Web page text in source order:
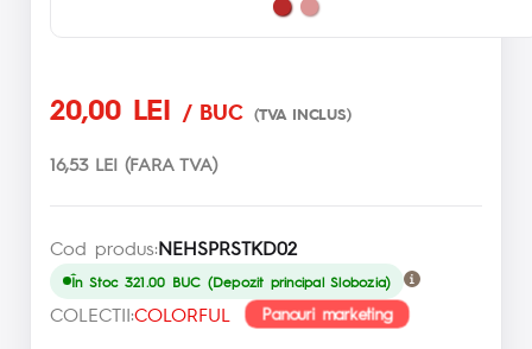
20,00 LEI / BUC (TVA INCLUS)
16,53 LEI (FARA TVA)
Cod produs:NEHSPRSTKD02
În Stoc 321.00 BUC (Depozit principal Slobozia)
COLECTII:COLORFUL Panouri marketing